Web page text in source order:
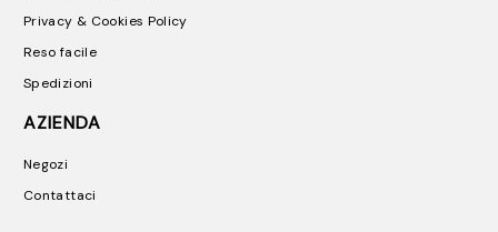
Privacy & Cookies Policy
Reso facile
Spedizioni
AZIENDA
Negozi
Contattaci